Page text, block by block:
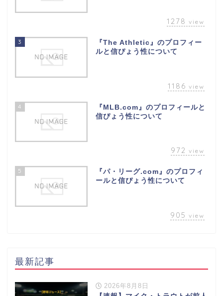
1278 view
3
『The Athletic』のプロフィー
ルと信ぴょう性について
1186 view
4
『MLB.com』のプロフィールと
信ぴょう性について
972 view
5
『パ・リーグ.com』のプロフィ
ールと信ぴょう性について
905 view
最新記事
2026年8月8日